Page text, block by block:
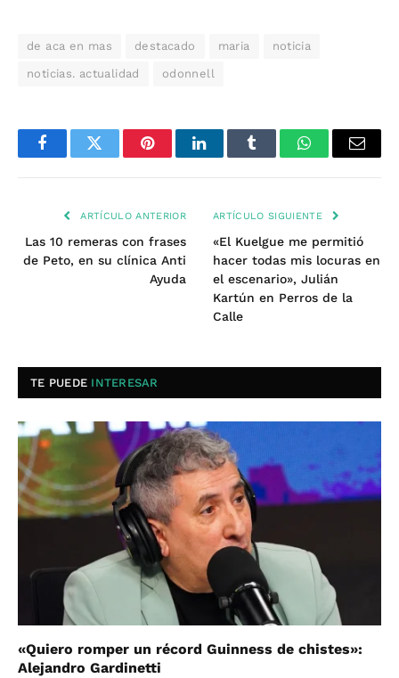
de aca en mas destacado maria noticia
noticias. actualidad odonnell
FacebookTwitter PinterestLinkedInTumblr WhatsAppEmail
ARTÍCULO ANTERIOR
Las 10 remeras con frases
de Peto, en su clínica Anti
Ayuda
ARTÍCULO SIGUIENTE
«El Kuelgue me permitió
hacer todas mis locuras en
el escenario», Julián
Kartún en Perros de la
Calle
TE PUEDE INTERESAR
«Quiero romper un récord Guinness de chistes»:
Alejandro Gardinetti